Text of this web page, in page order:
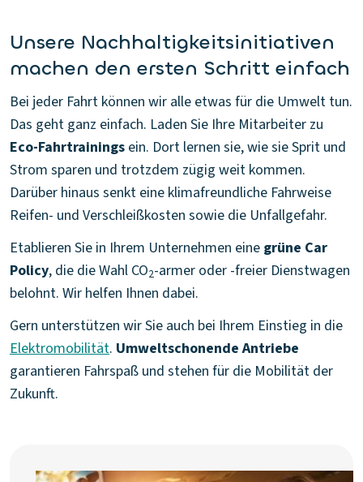
Unsere Nachhaltigkeitsinitiativen
machen den ersten Schritt einfach
Bei jeder Fahrt können wir alle etwas für die Umwelt tun.
Das geht ganz einfach. Laden Sie Ihre Mitarbeiter zu
Eco-Fahrtrainings ein. Dort lernen sie, wie sie Sprit und
Strom sparen und trotzdem zügig weit kommen.
Darüber hinaus senkt eine klimafreundliche Fahrweise
Reifen- und Verschleißkosten sowie die Unfallgefahr.
Etablieren Sie in Ihrem Unternehmen eine grüne Car
Policy, die die Wahl CO2-armer oder -freier Dienstwagen
belohnt. Wir helfen Ihnen dabei.
Gern unterstützen wir Sie auch bei Ihrem Einstieg in die
Elektromobilität. Umweltschonende Antriebe
garantieren Fahrspaß und stehen für die Mobilität der
Zukunft.